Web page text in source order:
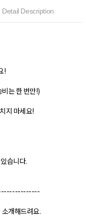
Detail Description
!
는 한 번만!)
지 마세요!
습니다.
개해드려요.